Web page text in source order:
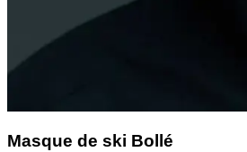
Masque de ski Bollé